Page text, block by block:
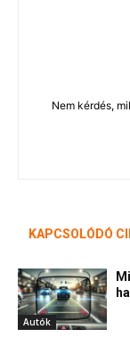
Nem kérdés,
KAPCSOLÓDÓ
Autók